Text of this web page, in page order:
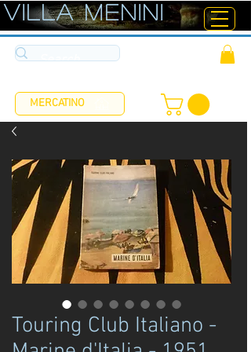
ViLLA MENINI
Touring Club Italiano -
MERCATINO